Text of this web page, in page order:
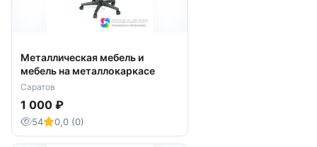
Металлическая мебель и
мебель на металлокаркасе
Саратов
1 000 ₽
54 0,0 (0)